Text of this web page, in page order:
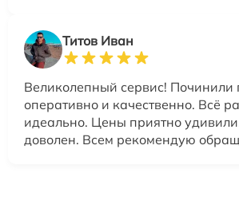
Титов Иван
Великолепный сервис! Починили
оперативно и качественно. Всё
идеально. Цены приятно
доволен. Всем рекомендую